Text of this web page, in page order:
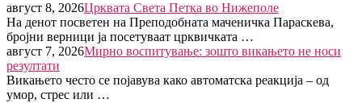
август 8, 2026Црквата Света Петка во Нижеполе
На денот посветен на Преподобната маченичка Параскева,
бројни верници ја посетуваат црквичката …
август 7, 2026Мирно воспитување: зошто викањето не носи
резултати
Викањето често се појавува како автоматска реакција – од
умор, стрес или …